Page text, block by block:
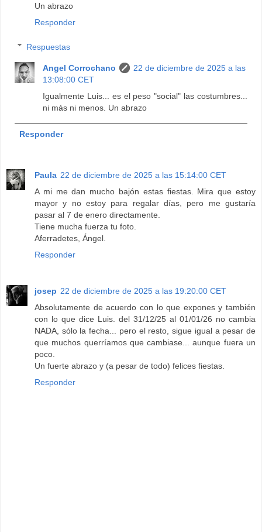
Un abrazo
Responder
Respuestas
Angel Corrochano
22 de diciembre de 2025 a las
13:08:00 CET
Igualmente Luis... es el peso "social" las costumbres...
ni más ni menos. Un abrazo
Responder
Paula 22 de diciembre de 2025 a las 15:14:00 CET
A mi me dan mucho bajón estas fiestas. Mira que estoy
mayor y no estoy para regalar días, pero me gustaría
pasar al 7 de enero directamente.
Tiene mucha fuerza tu foto.
Aferradetes, Ángel.
Responder
josep 22 de diciembre de 2025 a las 19:20:00 CET
Absolutamente de acuerdo con lo que expones y también
con lo que dice Luis. del 31/12/25 al 01/01/26 no cambia
NADA, sólo la fecha... pero el resto, sigue igual a pesar de
que muchos querríamos que cambiase... aunque fuera un
poco.
Un fuerte abrazo y (a pesar de todo) felices fiestas.
Responder